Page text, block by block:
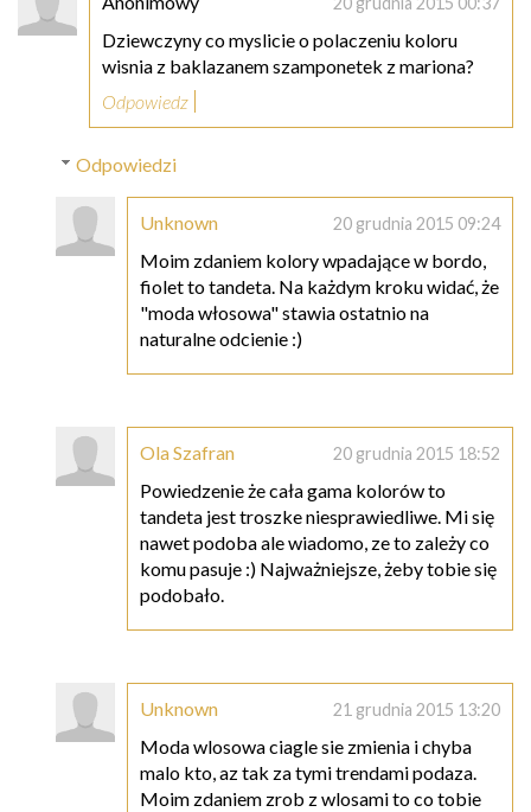
Dziewczyny co myslicie o polaczeniu koloru
wisnia z baklazanem szamponetek z mariona?
Odpowiedz
Odpowiedzi
Unknown 20 grudnia 2015 09:24
Moim zdaniem kolory wpadające w bordo,
fiolet to tandeta. Na każdym kroku widać, że
"moda włosowa" stawia ostatnio na
naturalne odcienie :)
Ola Szafran 20 grudnia 2015 18:52
Powiedzenie że cała gama kolorów to
tandeta jest troszke niesprawiedliwe. Mi się
nawet podoba ale wiadomo, ze to zależy co
komu pasuje :) Najważniejsze, żeby tobie się
podobało.
Unknown 21 grudnia 2015 13:20
Moda wlosowa ciagle sie zmienia i chyba
malo kto, az tak za tymi trendami podaza.
Moim zdaniem zrob z wlosami to co tobie